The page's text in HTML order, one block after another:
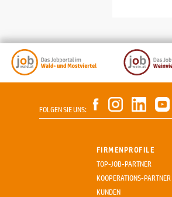
FOLGEN SIE UNS:
FIRMENPROFILE
TOP-JOB-PARTNER
KOOPERATIONS-PARTNER
KUNDEN